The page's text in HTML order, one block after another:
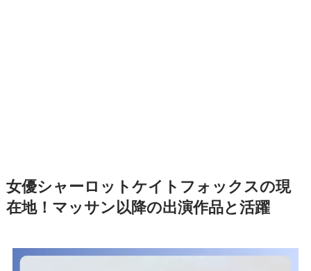
女優シャーロットケイトフォックスの現
在地！マッサン以降の出演作品と活躍